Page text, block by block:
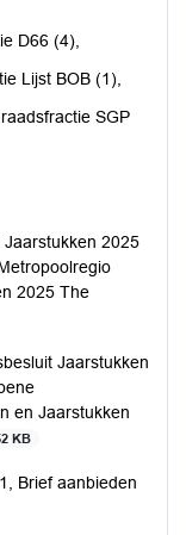
D66 (4),
Lijst BOB (1),
SGP
2025
2025 The
Jaarstukken
en Jaarstukken
KB
Brief aanbieden